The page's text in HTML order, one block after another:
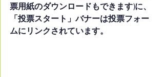
票用紙のダウンロードもできます)に、
「投票スタート」バナーは投票フォー
ムにリンクされています。